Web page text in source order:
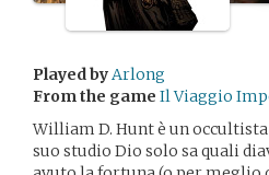
Played byArlong
From the game Il Viaggio
William D. Hunt è un
suo studio Dio solo sa quali